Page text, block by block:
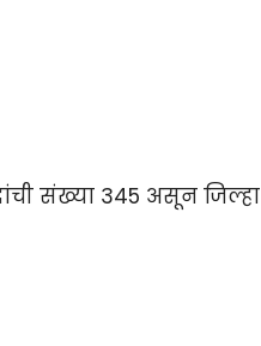
संख्या 345 असून जिल्हा